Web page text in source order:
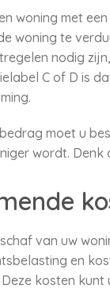
woning met
woning te
nodig
C of D is
moet u
wordt.
van uw
en
kosten